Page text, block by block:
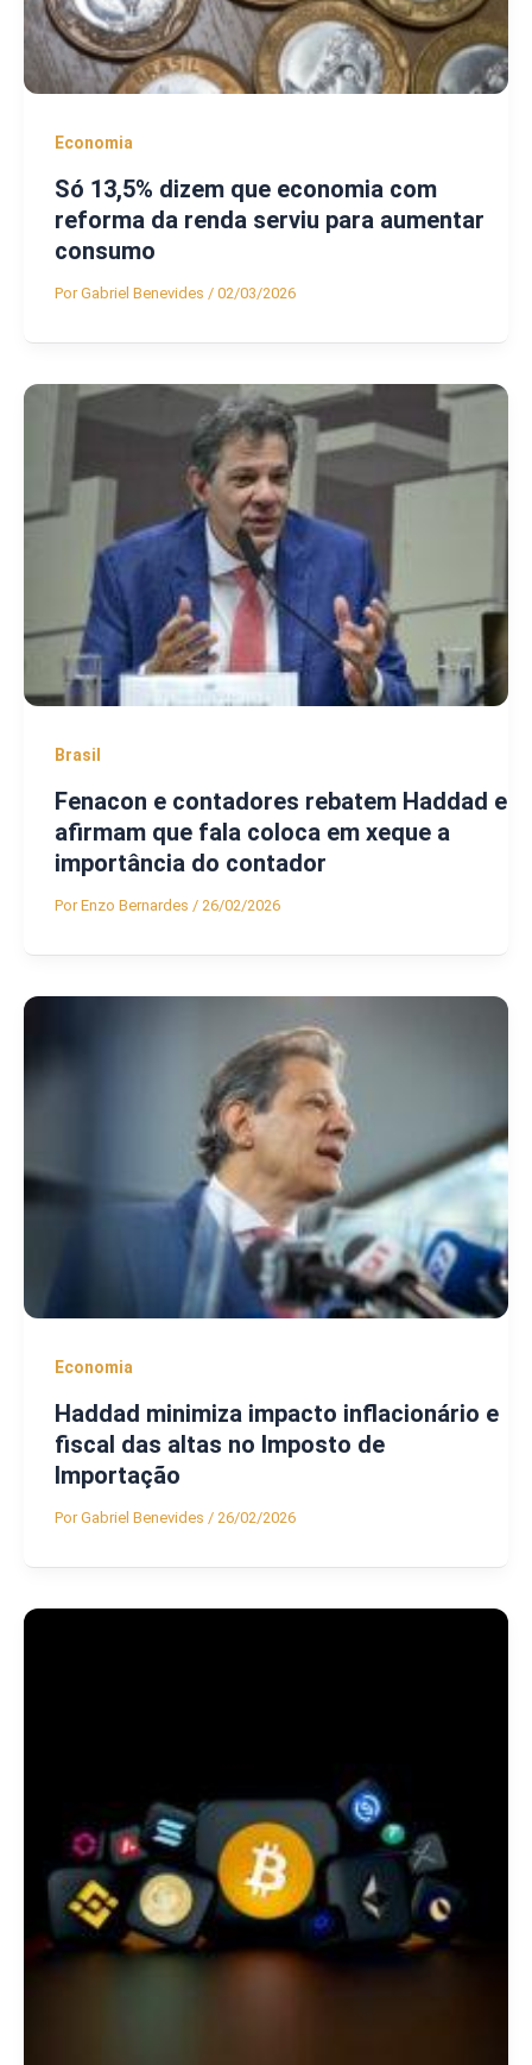
Economia
Só 13,5% dizem que economia com
reforma da renda serviu para aumentar
consumo
PorGabriel Benevides / 02/03/2026
Brasil
Fenacon e contadores rebatem Haddad e
afirmam que fala coloca em xeque a
importância do contador
PorEnzo Bernardes / 26/02/2026
Economia
Haddad minimiza impacto inflacionário e
fiscal das altas no Imposto de
Importação
PorGabriel Benevides / 26/02/2026